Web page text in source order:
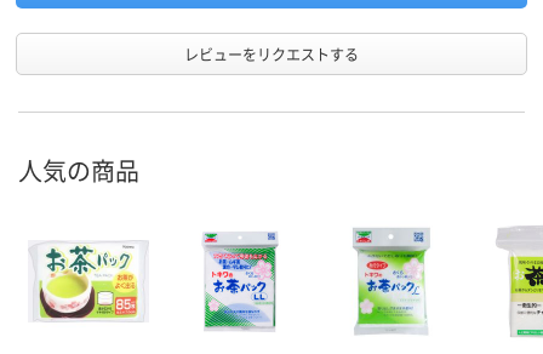
レビューをリクエストする
人気の商品